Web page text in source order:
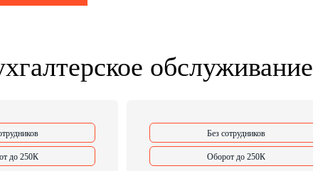
обслуживание
до 250К
Без сотрудников
Оборот до 250К